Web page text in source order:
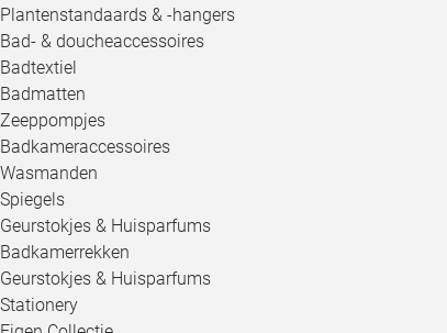
Plantenstandaards & -hangers
Bad- & doucheaccessoires
Badtextiel
Badmatten
Zeeppompjes
Badkameraccessoires
Wasmanden
Spiegels
Geurstokjes & Huisparfums
Badkamerrekken
Geurstokjes & Huisparfums
Stationery